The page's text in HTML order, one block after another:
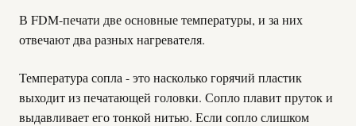
В FDM-печати две основные температуры, и за них
отвечают два разных нагревателя.
Температура сопла - это насколько горячий пластик
выходит из печатающей головки. Сопло плавит пруток и
выдавливает его тонкой нитью. Если сопло слишком